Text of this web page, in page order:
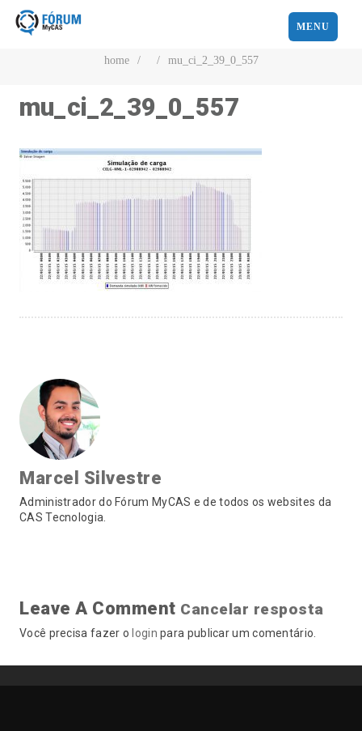
MENU
home / / mu_ci_2_39_0_557
mu_ci_2_39_0_557
Marcel Silvestre
Administrador do Fórum MyCAS e de todos os websites da
CAS Tecnologia.
Leave A Comment Cancelar resposta
Você precisa fazer o login para publicar um comentário.